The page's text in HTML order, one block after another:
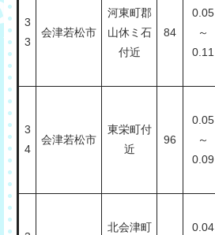
3
3
会津若松市
河東町郡
山休ミ石
付近
84
0.05
～
0.11
3
4
会津若松市
東栄町付
近
96
0.05
～
0.09
北会津町
0.04